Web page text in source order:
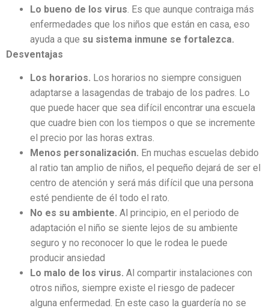
Lo bueno de los virus. Es que aunque contraiga más
enfermedades que los niños que están en casa, eso
ayuda a que su sistema inmune se fortalezca.
Desventajas
Los horarios. Los horarios no siempre consiguen
adaptarse a lasagendas de trabajo de los padres. Lo
que puede hacer que sea difícil encontrar una escuela
que cuadre bien con los tiempos o que se incremente
el precio por las horas extras.
Menos personalización. En muchas escuelas debido
al ratio tan amplio de niños, el pequeño dejará de ser el
centro de atención y será más difícil que una persona
esté pendiente de él todo el rato.
No es su ambiente. Al principio, en el periodo de
adaptación el niño se siente lejos de su ambiente
seguro y no reconocer lo que le rodea le puede
producir ansiedad
Lo malo de los virus. Al compartir instalaciones con
otros niños, siempre existe el riesgo de padecer
alguna enfermedad. En este caso la guardería no se